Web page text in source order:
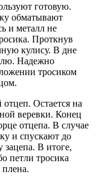
готовую.
обматывают
и металл не
Проткнув
кулису. В дне
Надежно
тросиком
Остается на
веревки. Конец
отцепа. В случае
и спускают до
зацепа. В итоге,
петли тросика